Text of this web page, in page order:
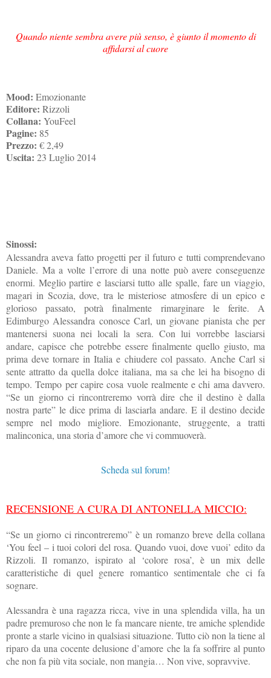
Quando niente sembra avere più senso, è giunto il momento di
affidarsi al cuore
Mood: Emozionante
Editore: Rizzoli
Collana: YouFeel
Pagine: 85
Prezzo: € 2,49
Uscita: 23 Luglio 2014
Sinossi:
Alessandra aveva fatto progetti per il futuro e tutti comprendevano
Daniele. Ma a volte l’errore di una notte può avere conseguenze
enormi. Meglio partire e lasciarsi tutto alle spalle, fare un viaggio,
magari in Scozia, dove, tra le misteriose atmosfere di un epico e
glorioso passato, potrà finalmente rimarginare le ferite. A
Edimburgo Alessandra conosce Carl, un giovane pianista che per
mantenersi suona nei locali la sera. Con lui vorrebbe lasciarsi
andare, capisce che potrebbe essere finalmente quello giusto, ma
prima deve tornare in Italia e chiudere col passato. Anche Carl si
sente attratto da quella dolce italiana, ma sa che lei ha bisogno di
tempo. Tempo per capire cosa vuole realmente e chi ama davvero.
“Se un giorno ci rincontreremo vorrà dire che il destino è dalla
nostra parte” le dice prima di lasciarla andare. E il destino decide
sempre nel modo migliore. Emozionante, struggente, a tratti
malinconica, una storia d’amore che vi commuoverà.
Scheda sul forum!
RECENSIONE A CURA DI ANTONELLA MICCIO:
“Se un giorno ci rincontreremo” è un romanzo breve della collana
‘You feel – i tuoi colori del rosa. Quando vuoi, dove vuoi’ edito da
Rizzoli. Il romanzo, ispirato al ‘colore rosa’, è un mix delle
caratteristiche di quel genere romantico sentimentale che ci fa
sognare.
Alessandra è una ragazza ricca, vive in una splendida villa, ha un
padre premuroso che non le fa mancare niente, tre amiche splendide
pronte a starle vicino in qualsiasi situazione. Tutto ciò non la tiene al
riparo da una cocente delusione d’amore che la fa soffrire al punto
che non fa più vita sociale, non mangia… Non vive, sopravvive.